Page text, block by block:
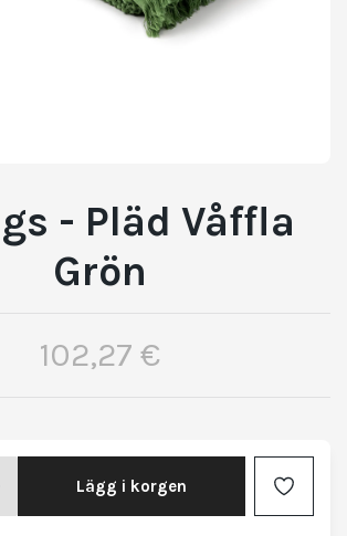
- Pläd Våffla
Grön
102,27 €
Lägg i korgen